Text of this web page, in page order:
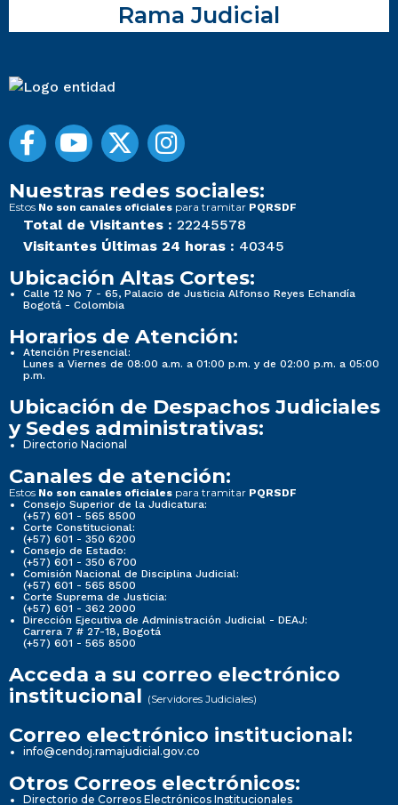
Rama Judicial
Nuestras redes sociales:
Estos No son canales oficiales para tramitar PQRSDF
Total de Visitantes : 22245578
Visitantes Últimas 24 horas : 40345
Ubicación Altas Cortes:
Calle 12 No 7 - 65, Palacio de Justicia Alfonso Reyes Echandía
Bogotá - Colombia
Horarios de Atención:
Atención Presencial:
Lunes a Viernes de 08:00 a.m. a 01:00 p.m. y de 02:00 p.m. a 05:00
p.m.
Ubicación de Despachos Judiciales
y Sedes administrativas:
Directorio Nacional
Canales de atención:
Estos No son canales oficiales para tramitar PQRSDF
Consejo Superior de la Judicatura:
(+57) 601 - 565 8500
Corte Constitucional:
(+57) 601 - 350 6200
Consejo de Estado:
(+57) 601 - 350 6700
Comisión Nacional de Disciplina Judicial:
(+57) 601 - 565 8500
Corte Suprema de Justicia:
(+57) 601 - 362 2000
Dirección Ejecutiva de Administración Judicial - DEAJ:
Carrera 7 # 27-18, Bogotá
(+57) 601 - 565 8500
Acceda a su correo electrónico
institucional (Servidores Judiciales)
Correo electrónico institucional:
info@cendoj.ramajudicial.gov.co
Otros Correos electrónicos:
Directorio de Correos Electrónicos Institucionales